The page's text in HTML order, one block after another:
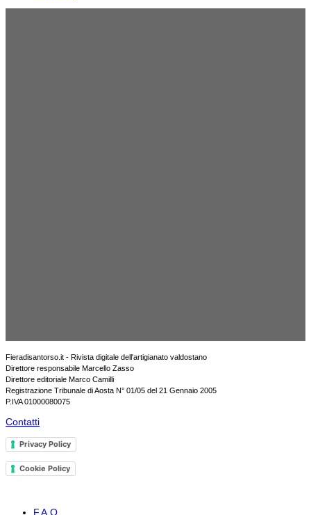
Fieradisantorso.it - Rivista digitale dell'artigianato valdostano
Direttore responsabile Marcello Zasso
Direttore editoriale Marco Camilli
Registrazione Tribunale di Aosta N° 01/05 del 21 Gennaio 2005
P.IVA 01000080075
Contatti
Privacy Policy
Cookie Policy
F.A.Q.